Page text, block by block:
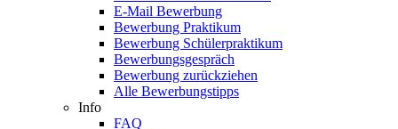
E-Mail Bewerbung
Bewerbung Praktikum
Bewerbung Schülerpraktikum
Bewerbungsgespräch
Bewerbung zurückziehen
Alle Bewerbungstipps
Info
FAQ